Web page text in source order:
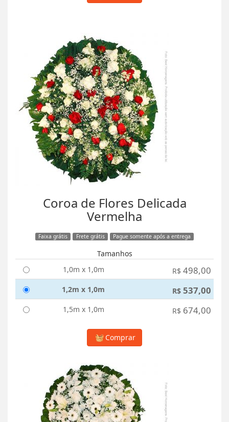
Coroa de Flores Delicada
Vermelha
Faixa grátis Frete grátis Pague somente após a entrega
Tamanhos
1,0m x 1,0m
R$ 498,00
1,2m x 1,0m R$ 537,00
1,5m x 1,0m R$ 674,00
Comprar